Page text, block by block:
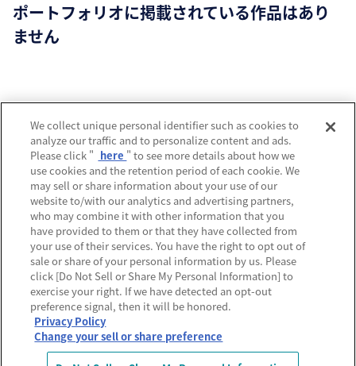
ポートフォリオに掲載されている作品はあり
ません
プライバシーポリシー
利用規約
MECREの使い方
よくあるご質問
Do Not Sell or Share My Personal Information
We collect unique personal identifier such as cookies to
analyze our traffic and to personalize content and ads.
Please click " here " to see more details about how we
use cookies and the retention period of each cookie. We
may sell or share information about your use of our
website to/with our analytics and advertising partners,
who may combine it with other information that you
have provided to them or that they have collected from
your use of their services. You have the right to opt out of
sale or share of your personal information by us. Please
click [Do Not Sell or Share My Personal Information] to
exercise your right. If we have detected an opt-out
preference signal, then it will be honored.
Privacy Policy
Change your sell or share preference